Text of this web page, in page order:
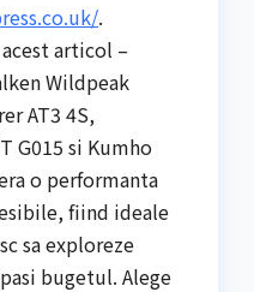
.
articol –
Wildpeak
AT3 4S,
G015 si Kumho
o performanta
fiind ideale
sa exploreze
bugetul. Alege